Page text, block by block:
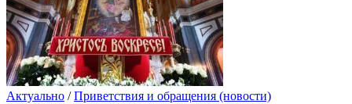
Актуально /Приветствия и обращения (новости)